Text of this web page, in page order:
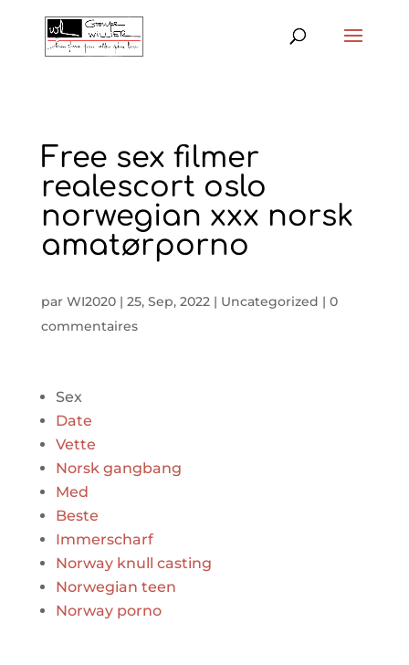
Free sex filmer
realescort oslo
norwegian xxx norsk
amatørporno
par WI2020| 25, Sep, 2022| Uncategorized | 0
commentaires
Sex
Date
Vette
Norsk gangbang
Med
Beste
Immerscharf
Norway knull casting
Norwegian teen
Norway porno